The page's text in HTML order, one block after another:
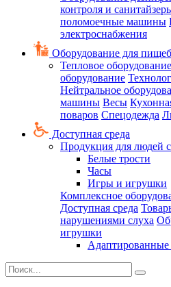
контроля и
поломоечные машины
электроснабжения
Оборудование для
Тепловое оборудование
оборудование
Нейтральное
машины Весы
поваров Спецодежда
Доступная среда
Продукция для людей
Белые трости
Часы
Игры и игрушки
Комплексное
Доступная среда
нарушениями слуха
игрушки